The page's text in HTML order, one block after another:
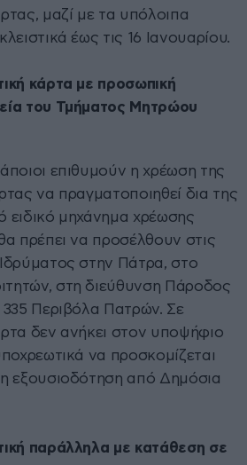
μαζί με τα υπόλοιπα
έως τις 16 Ιανουαρίου.
κάρτα με προσωπική
του Τμήματος Μητρώου
επιθυμούν η χρέωση της
να πραγματοποιηθεί δια της
ειδικό μηχάνημα χρέωσης
πρέπει να προσέλθουν στις
στην Πάτρα, στο
στη διεύθυνση Πάροδος
335 Περιβόλα Πατρών. Σε
δεν ανήκει στον υποψήφιο
να προσκομίζεται
εξουσιοδότηση από Δημόσια
παράλληλα με κατάθεση σε